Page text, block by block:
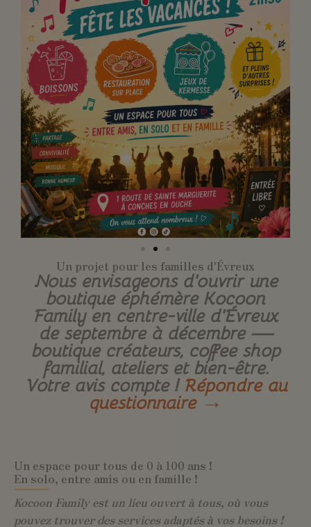
Un projet pour les familles d'Évreux
Nous envisageons d’ouvrir une
boutique éphémère Kocoon
Family en centre-ville d’Évreux
de septembre à décembre —
boutique créateurs, coffee shop
familial, ateliers et bien-être.
Votre avis compte !Répondre au
questionnaire →
Un espace pour tous de 0 à 100 ans !
En solo, entre amis ou en famille !
Kocoon Family est un lieu ouvert à tous, où vous
pouvez trouver des services adaptés à vos besoins !